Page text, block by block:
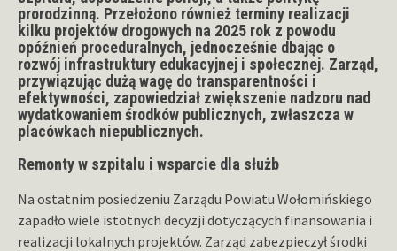
prorodzinną. Przełożono również terminy realizacji
kilku projektów drogowych na 2025 rok z powodu
opóźnień proceduralnych, jednocześnie dbając o
rozwój infrastruktury edukacyjnej i społecznej. Zarząd,
przywiązując dużą wagę do transparentności i
efektywności, zapowiedział zwiększenie nadzoru nad
wydatkowaniem środków publicznych, zwłaszcza w
placówkach niepublicznych.
Remonty w szpitalu i wsparcie dla służb
Na ostatnim posiedzeniu Zarządu Powiatu Wołomińskiego
zapadło wiele istotnych decyzji dotyczących finansowania i
realizacji lokalnych projektów. Zarząd zabezpieczył środki